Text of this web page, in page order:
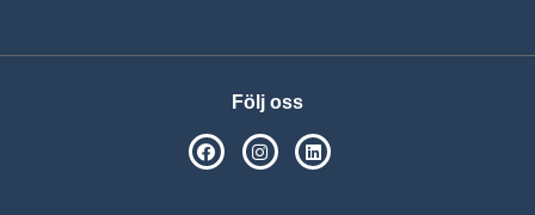
Följ oss
SPSM på Facebook
SPSM på Instagram